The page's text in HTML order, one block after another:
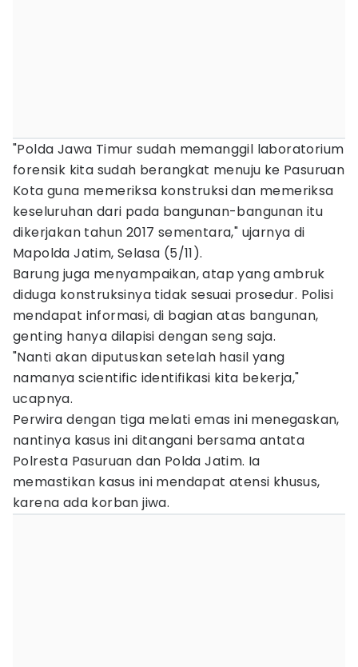
"Polda Jawa Timur sudah memanggil laboratorium
forensik kita sudah berangkat menuju ke Pasuruan
Kota guna memeriksa konstruksi dan memeriksa
keseluruhan dari pada bangunan-bangunan itu
dikerjakan tahun 2017 sementara," ujarnya di
Mapolda Jatim, Selasa (5/11).
Barung juga menyampaikan, atap yang ambruk
diduga konstruksinya tidak sesuai prosedur. Polisi
mendapat informasi, di bagian atas bangunan,
genting hanya dilapisi dengan seng saja.
"Nanti akan diputuskan setelah hasil yang
namanya scientific identifikasi kita bekerja,"
ucapnya.
Perwira dengan tiga melati emas ini menegaskan,
nantinya kasus ini ditangani bersama antata
Polresta Pasuruan dan Polda Jatim. Ia
memastikan kasus ini mendapat atensi khusus,
karena ada korban jiwa.